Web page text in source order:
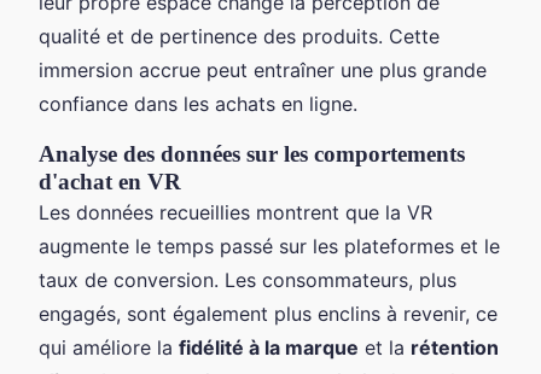
qualité et de pertinence des produits. Cette
immersion accrue peut entraîner une plus grande
confiance dans les achats en ligne.
Analyse des données sur les comportements
d'achat en VR
Les données recueillies montrent que la VR
augmente le temps passé sur les plateformes et le
taux de conversion. Les consommateurs, plus
engagés, sont également plus enclins à revenir, ce
qui améliore la fidélité à la marque et la rétention